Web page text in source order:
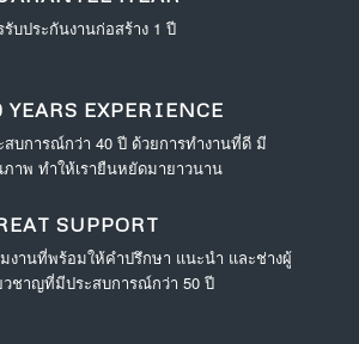
รับประกันงานก่อสร้าง 1 ปี
YEARS EXPERIENCE
สบการณ์กว่า 40 ปี ด้วยการทำงานที่ดี มี
าพ ทำให้เรายืนหยัดมายาวนาน
SUPPORT
งานที่พร้อมให้คำปรึกษา แนะนำ และช่างผู้
วชาญที่มีประสบการณ์กว่า 50 ปี